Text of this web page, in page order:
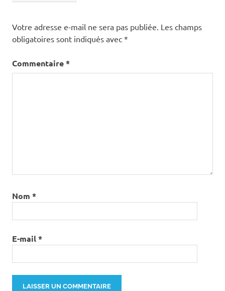
Votre adresse e-mail ne sera pas publiée. Les champs
obligatoires sont indiqués avec *
Commentaire*
Nom *
E-mail*